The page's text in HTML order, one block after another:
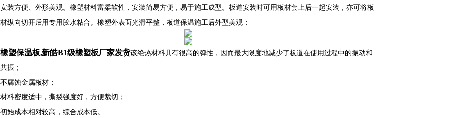
安装方便、外形美观。橡塑材料富柔软性，安装简易方便，易于施工成型。板道安装时可用板材套上后一起安装，亦可将板
材纵向切开后用专用胶水粘合。橡塑外表面光滑平整，板道保温施工后外型美观；
橡塑保温板,新皓B1级橡塑板厂家发货该绝热材料具有很高的弹性，因而最大限度地减少了板道在使用过程中的振动和
共振；
不腐蚀金属板材；
材料密度适中，撕裂强度好，方便裁切；
初始成本相对较高，综合成本低。